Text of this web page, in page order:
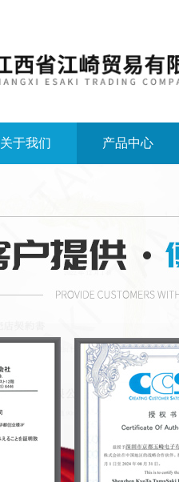
关于我们 产品中心